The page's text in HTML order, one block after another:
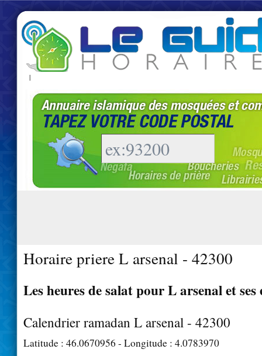
|
Horaire priere L arsenal - 42300
Les heures de salat pour L arsenal et ses
Calendrier ramadan L arsenal - 42300
Latitude : 46.0670956 - Longitude : 4.0783970